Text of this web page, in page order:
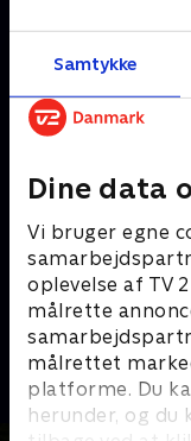
Samtykke
Dine data
Vi bruger egne
oplevelse af TV
målrette
målrettet
platforme. Du
herunder, og
Andre så også
Diamantfamilien
Reality • 8 sæsoner